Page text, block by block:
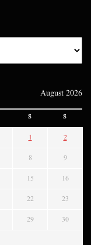
August 2026
S S
1 2
8 9
15 16
22 23
29 30